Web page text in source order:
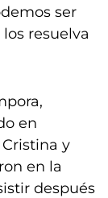
ser
resuelva
en
y
en la
después